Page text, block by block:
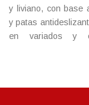
y liviano, con base
y patas
en variados y